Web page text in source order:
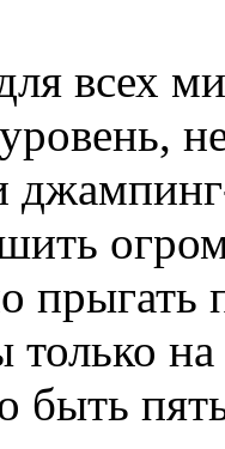
всех
только
быть